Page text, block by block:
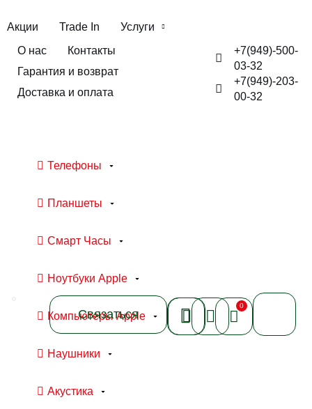
Акции Trade In
Услуги
О нас
Контакты
Гарантия и возврат
Доставка и оплата
+7(949)-500-
03-32
+7(949)-203-
00-32
Телефоны
Планшеты
Смарт Часы
Ноутбуки Apple
Компьютеры Apple
Наушники
Акустика
Связаться
0